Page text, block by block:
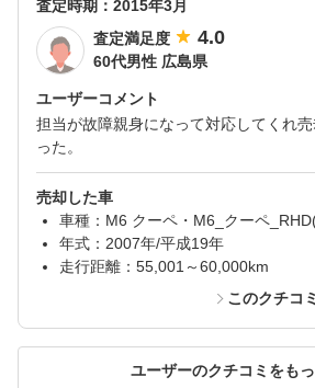
査定時期： 2015年3月
査定満足度
4.0
60代男性 広島県
ユーザーコメント
担当が故障親身になって対応してくれ
った。
売却した車
車種：M6 クーペ・M6_クーペ
年式：2007年/平成19年
走行距離：55,001～60,000km
このクチコ
ユーザーのクチコミをも